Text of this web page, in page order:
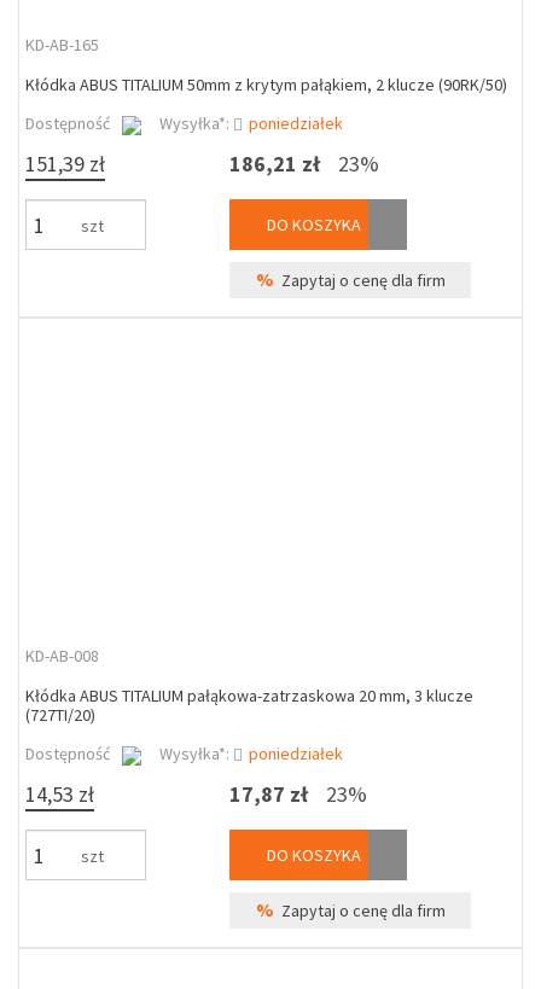
KD-AB-165
Kłódka ABUS TITALIUM 50mm z krytym pałąkiem, 2 klucze (90RK/50)
Dostępność
Wysyłka*: poniedziałek
151,39 zł
szt
186,21 zł 23%
DO KOSZYKA
% Zapytaj o cenę dla firm
KD-AB-008
Kłódka ABUS TITALIUM pałąkowa-zatrzaskowa 20 mm, 3 klucze
(727TI/20)
Dostępność
Wysyłka*: poniedziałek
14,53 zł
szt
17,87 zł 23%
DO KOSZYKA
% Zapytaj o cenę dla firm